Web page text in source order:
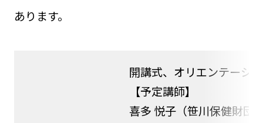
あります。
開講式、オリエンテーシ
【予定講師】
喜多 悦子（笹川保健財団